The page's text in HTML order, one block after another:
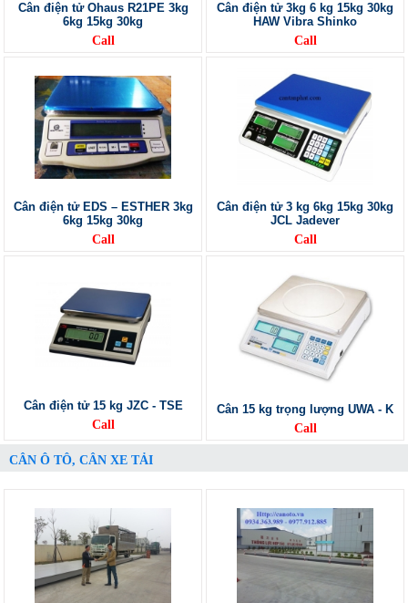
Cân điện tử Ohaus R21PE 3kg
6kg 15kg 30kg
Call
Cân điện tử 3kg 6 kg 15kg 30kg
HAW Vibra Shinko
Call
Cân điện tử EDS – ESTHER 3kg
6kg 15kg 30kg
Call
Cân điện tử 3 kg 6kg 15kg 30kg
JCL Jadever
Call
Cân điện tử 15 kg JZC - TSE
Call
Cân 15 kg trọng lượng UWA - K
Call
CÂN Ô TÔ, CÂN XE TẢI